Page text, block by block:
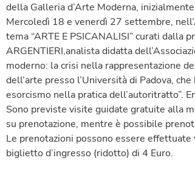
della Galleria d’Arte Moderna,
Mercoledì 18 e venerdì 27 settembre,
tema “ARTE E PSICANALISI” curati dalla
ARGENTIERI,analista didatta
moderno: la crisi nella rappresentazione
dell’arte presso l’Università di Padova,
esorcismo nella pratica dell’autoritratto”.
Sono previste visite guidate gratuite alla
su prenotazione, mentre è possibile
Le prenotazioni possono essere
biglietto d’ingresso (ridotto) di 4 Euro.